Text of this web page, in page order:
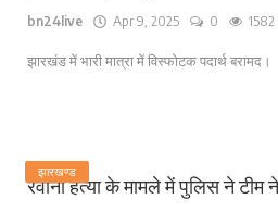
bn24live Apr 9, 2025 0 1582
झारखंड में भारी मात्रा में विस्फोटक पदार्थ बरामद।
झारखण्ड
रवानी हत्या के मामले में पुलिस ने टीम